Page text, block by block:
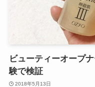
ビューティーオープ
験で検証
2018年5月13日